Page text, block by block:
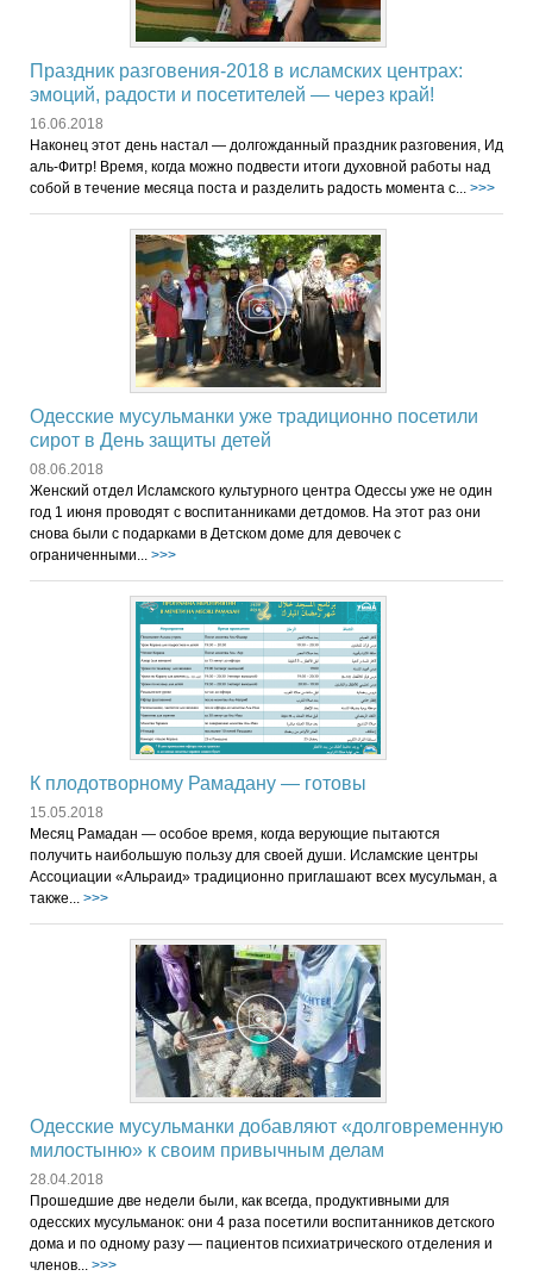
Праздник разговения-2018 в исламских центрах:
эмоций, радости и посетителей — через край!
16.06.2018
Наконец этот день настал — долгожданный праздник разговения, Ид
аль-Фитр! Время, когда можно подвести итоги духовной работы над
собой в течение месяца поста и разделить радость момента с... >>>
Одесские мусульманки уже традиционно посетили
сирот в День защиты детей
08.06.2018
Женский отдел Исламского культурного центра Одессы уже не один
год 1 июня проводят с воспитанниками детдомов. На этот раз они
снова были с подарками в Детском доме для девочек с
ограниченными... >>>
К плодотворному Рамадану — готовы
15.05.2018
Месяц Рамадан — особое время, когда верующие пытаются
получить наибольшую пользу для своей души. Исламские центры
Ассоциации «Альраид» традиционно приглашают всех мусульман, а
также... >>>
Одесские мусульманки добавляют «долговременную
милостыню» к своим привычным делам
28.04.2018
Прошедшие две недели были, как всегда, продуктивными для
одесских мусульманок: они 4 раза посетили воспитанников детского
дома и по одному разу — пациентов психиатрического отделения и
членов... >>>